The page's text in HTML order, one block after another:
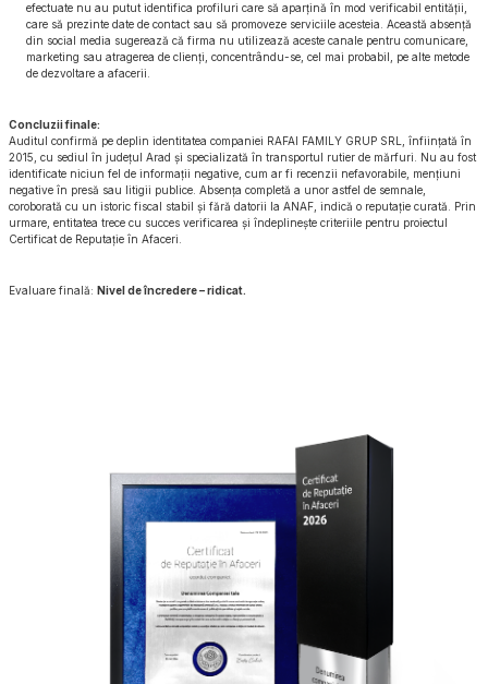
efectuate nu au putut identifica profiluri care să aparțină în mod verificabil entității,
care să prezinte date de contact sau să promoveze serviciile acesteia. Această absență
din social media sugerează că firma nu utilizează aceste canale pentru comunicare,
marketing sau atragerea de clienți, concentrându-se, cel mai probabil, pe alte metode
de dezvoltare a afacerii.
Concluzii finale:
Auditul confirmă pe deplin identitatea companiei RAFAI FAMILY GRUP SRL, înființată în
2015, cu sediul în județul Arad și specializată în transportul rutier de mărfuri. Nu au fost
identificate niciun fel de informații negative, cum ar fi recenzii nefavorabile, mențiuni
negative în presă sau litigii publice. Absența completă a unor astfel de semnale,
coroborată cu un istoric fiscal stabil și fără datorii la ANAF, indică o reputație curată. Prin
urmare, entitatea trece cu succes verificarea și îndeplinește criteriile pentru proiectul
Certificat de Reputație în Afaceri.
Evaluare finală: Nivel de încredere – ridicat.